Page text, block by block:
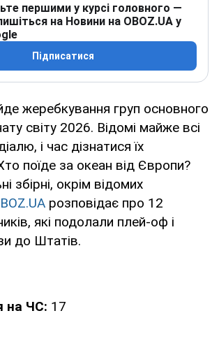
першими у курсі головного —
на Новини на OBOZ.UA у
Підписатися
жеребкування груп основного
світу 2026. Відомі майже всі
і час дізнатися їх
поїде за океан від Європи?
збірні, окрім відомих
розповідає про 12
які подолали плей-оф і
до Штатів.
на ЧС: 17